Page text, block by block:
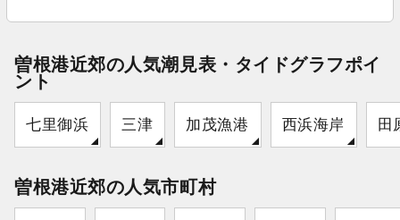
曽根港近郊の人気潮見表・タイドグラフポイ
ント
七里御浜 三津 加茂漁港 西浜海岸 田
曽根港近郊の人気市町村